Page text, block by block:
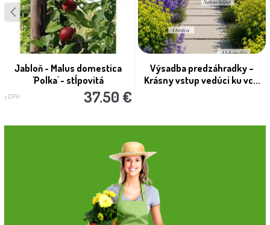
Jabloň - Malus domestica
'Polka' - stĺpovitá
s DPH 37.50 €
Výsadba predzáhradky –
Krásny vstup vedúci ku vc...